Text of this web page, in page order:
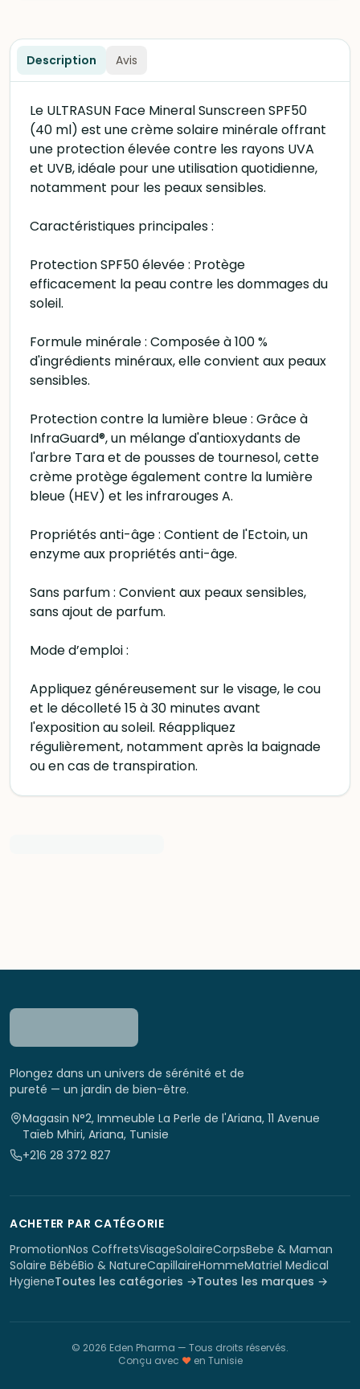
Description Avis
Le ULTRASUN Face Mineral Sunscreen SPF50
(40 ml) est une crème solaire minérale offrant
une protection élevée contre les rayons UVA
et UVB, idéale pour une utilisation quotidienne,
notamment pour les peaux sensibles.
Caractéristiques principales :
Protection SPF50 élevée : Protège
efficacement la peau contre les dommages du
soleil.
Formule minérale : Composée à 100 %
d'ingrédients minéraux, elle convient aux peaux
sensibles.
Protection contre la lumière bleue : Grâce à
InfraGuard®, un mélange d'antioxydants de
l'arbre Tara et de pousses de tournesol, cette
crème protège également contre la lumière
bleue (HEV) et les infrarouges A.
Propriétés anti-âge : Contient de l'Ectoin, un
enzyme aux propriétés anti-âge.
Sans parfum : Convient aux peaux sensibles,
sans ajout de parfum.
Mode d’emploi :
Appliquez généreusement sur le visage, le cou
et le décolleté 15 à 30 minutes avant
l'exposition au soleil. Réappliquez
régulièrement, notamment après la baignade
ou en cas de transpiration.
Plongez dans un univers de sérénité et de
pureté — un jardin de bien-être.
Magasin N°2, Immeuble La Perle de l'Ariana, 11 Avenue
Taïeb Mhiri, Ariana, Tunisie
+216 28 372 827
ACHETER PAR CATÉGORIE
PromotionNos CoffretsVisageSolaireCorpsBebe & Maman
Solaire BébéBio & NatureCapillaireHommeMatriel Medical
HygieneToutes les catégories →Toutes les marques →
© 2026 Eden Pharma — Tous droits réservés.
Conçu avec ♥en Tunisie